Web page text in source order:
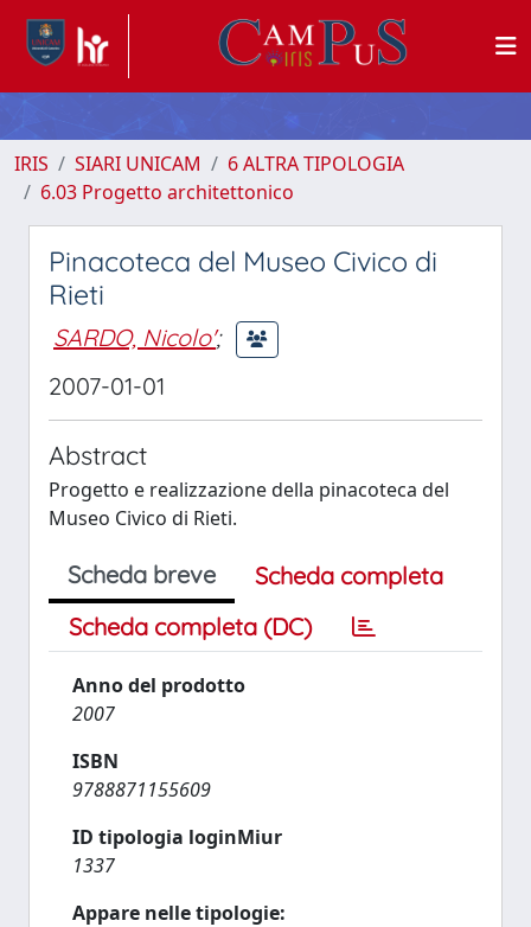
IRIS SIARI UNICAM
6 ALTRA TIPOLOGIA
6.03 Progetto architettonico
Pinacoteca del Museo Civico di
Rieti
SARDO, Nicolo';
2007-01-01
Abstract
Progetto e realizzazione della pinacoteca del
Museo Civico di Rieti.
Scheda breve
Scheda completa
Scheda completa (DC)
Anno del prodotto
2007
ISBN
9788871155609
ID tipologia loginMiur
1337
Appare nelle tipologie: